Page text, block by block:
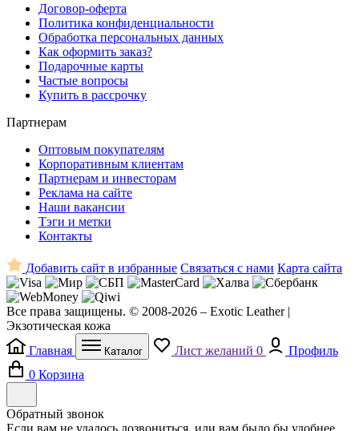
Договор-оферта
Политика конфиденциальности
Обработка персональных данных
Как оформить заказ?
Подарочные карты
Частые вопросы
Купить в рассрочку
Партнерам
Оптовым покупателям
Корпоративным клиентам
Партнерам и инвесторам
Реклама на сайте
Наши вакансии
Тэги и метки
Контакты
Добавить сайт в избранные Связаться с нами Карта сайта
Все права защищены. © 2008-2026 – Exotic Leather |
Экзотическая кожа
Главная
Каталог Лист желаний 0
Профиль
0 Корзина
Обратный звонок
Если вам не удалось дозвониться, или вам было бы удобнее